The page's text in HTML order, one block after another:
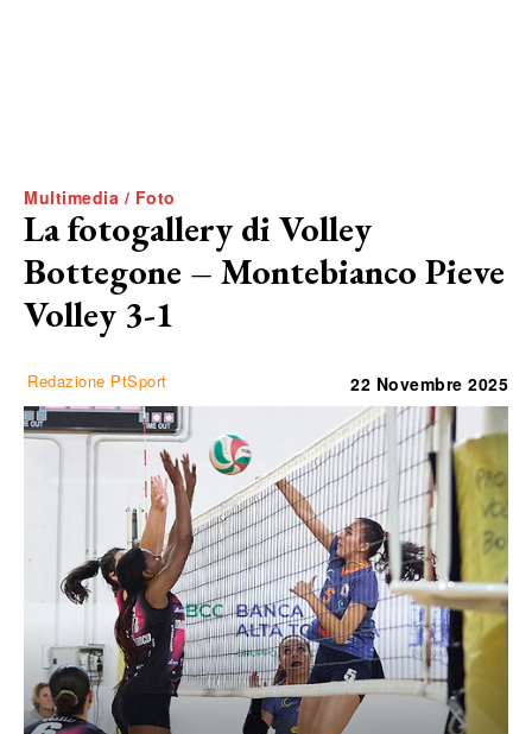
Multimedia / Foto
La fotogallery di Volley
Bottegone – Montebianco Pieve
Volley 3-1
Redazione PtSport 22 Novembre 2025